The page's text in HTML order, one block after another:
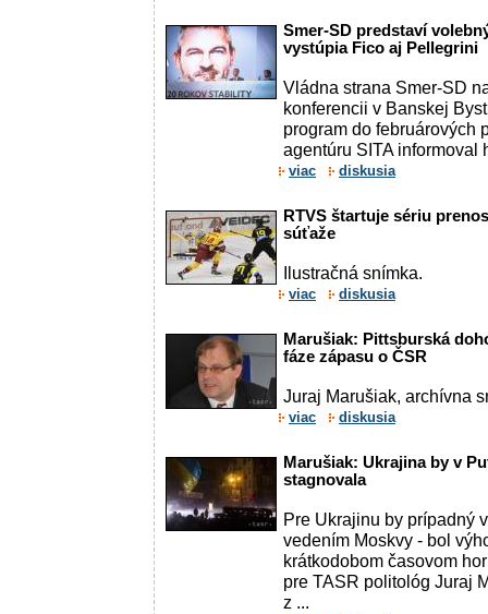
Smer-SD predstaví
vystúpia Fico aj Pellegrini
Vládna strana Smer-SD
konferencii v Banskej
program do februárových
agentúru SITA informoval
viac diskusia
RTVS štartuje sériu
súťaže
Ilustračná snímka.
viac diskusia
Marušiak: Pittsburská
fáze zápasu o ČSR
Juraj Marušiak, archívna
viac diskusia
Marušiak: Ukrajina by v
stagnovala
Pre Ukrajinu by prípadný
vedením Moskvy - bol
krátkodobom časovom
pre TASR politológ Juraj
z ...